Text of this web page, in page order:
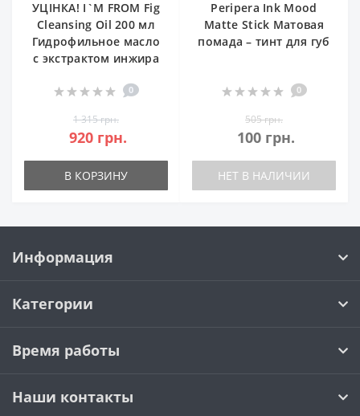
УЦІНКА! I`M FROM Fig
Cleansing Oil 200 мл
Гидрофильное масло
с экстрактом инжира
0
1 315 грн.
920 грн.
В КОРЗИНУ
Peripera Ink Mood
Matte Stick Матовая
помада – тинт для губ
0
505 грн.
100 грн.
НЕТ В НАЛИЧИИ
Информация
Категории
Время работы
Наши контакты